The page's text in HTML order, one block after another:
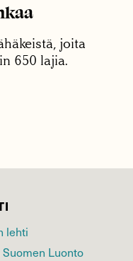
joita
650 lajia.
lehti
Luonto